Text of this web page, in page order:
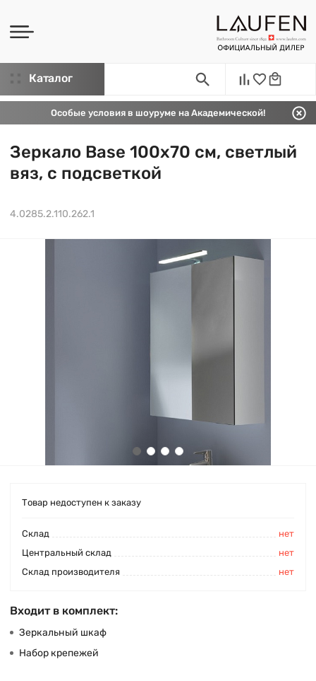
Каталог
Особые условия в шоуруме на Академической!
Зеркало Base 100х70 см, светлый
вяз, с подсветкой
4.0285.2.110.262.1
Товар недоступен к заказу
Cклад
нет
Центральный склад
нет
Склад производителя
нет
Входит в комплект:
Зеркальный шкаф
Набор крепежей